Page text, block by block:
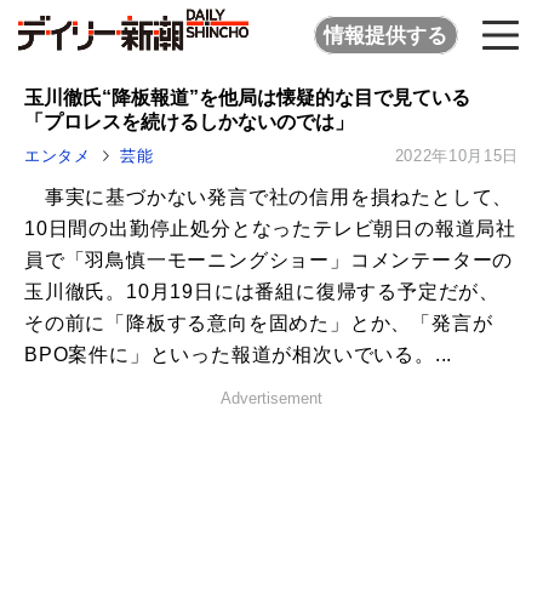
情報提供する
玉川徹氏“降板報道”を他局は懐疑的な目で見ている
「プロレスを続けるしかないのでは」
エンタメ 芸能 2022年10月15日
事実に基づかない発言で社の信用を損ねたとして、
10日間の出勤停止処分となったテレビ朝日の報道局社
員で「羽鳥慎一モーニングショー」コメンテーターの
玉川徹氏。10月19日には番組に復帰する予定だが、
その前に「降板する意向を固めた」とか、「発言が
BPO案件に」といった報道が相次いでいる。...
Advertisement